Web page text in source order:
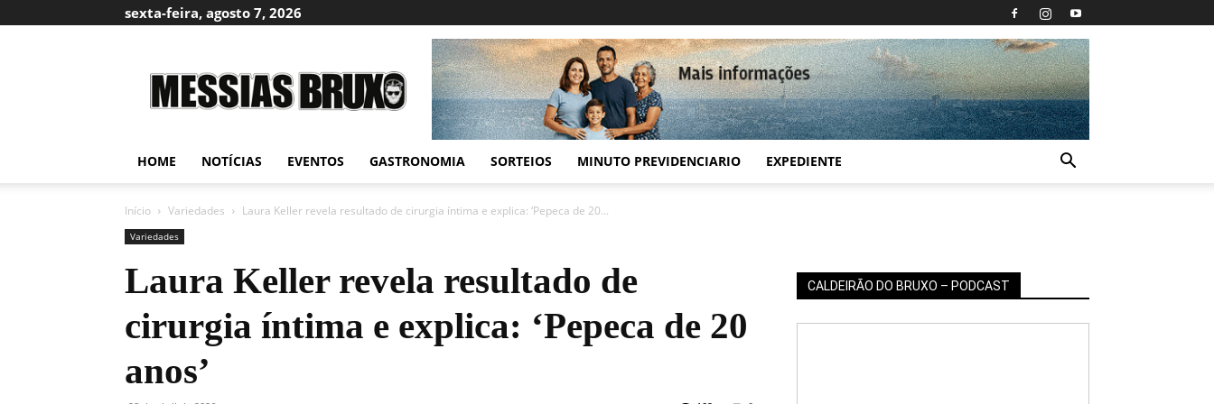
sexta-feira, agosto 7, 2026
Bruxo
HOME NOTÍCIAS EVENTOS GASTRONOMIA SORTEIOS MINUTO PREVIDENCIARIO EXPEDIENTE
Início Variedades Laura Keller revela resultado de cirurgia íntima e explica: ‘Pepeca de 20...
Variedades
Laura Keller revela resultado de
cirurgia íntima e explica: ‘Pepeca de 20
anos’
CALDEIRÃO DO BRUXO – PODCAST